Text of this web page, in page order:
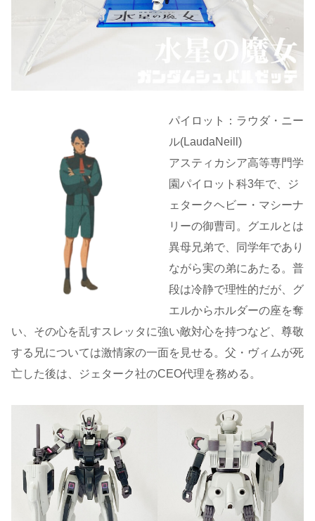
パイロット：ラウダ・ニー
ル(LaudaNeill)
アスティカシア高等専門学
園パイロット科3年で、ジ
ェタークヘビー・マシーナ
リーの御曹司。グエルとは
異母兄弟で、同学年であり
ながら実の弟にあたる。普
段は冷静で理性的だが、グ
エルからホルダーの座を奪
い、その心を乱すスレッタに強い敵対心を持つなど、尊敬
する兄については激情家の一面を見せる。父・ヴィムが死
亡した後は、ジェターク社のCEO代理を務める。